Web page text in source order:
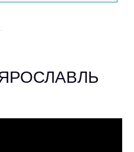
ЯРОСЛАВЛЬ